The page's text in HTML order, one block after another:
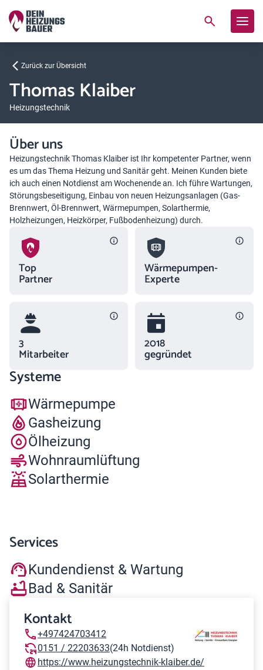
Zurück zur Übersicht
Thomas Klaiber
Heizungstechnik
Über uns
Heizungstechnik Thomas Klaiber ist Ihr kompetenter Partner, wenn
es um das Thema Heizung und Sanitär geht. Meinen Kunden biete
ich auch einen Notdienst am Wochenende an. Ich führe Wartungen,
Störungsbeseitigung, Einbau von neuen Heizungsanlagen (Gas-
Brennwert, Öl-Brennwert, Wärmepumpen, Solarthermie,
Holzheizungen, Heizkörper, Fußbodenheizung) durch.
Top
Partner
Wärmepumpen-
Experte
3
Mitarbeiter
2018
gegründet
Systeme
Wärmepumpe
Gasheizung
Ölheizung
Wohnraumlüftung
Solarthermie
Services
Kundendienst & Wartung
Bad & Sanitär
Kontakt
+497424703412
0151 / 22203633(24h Notdienst)
https://www.heizungstechnik-klaiber.de/